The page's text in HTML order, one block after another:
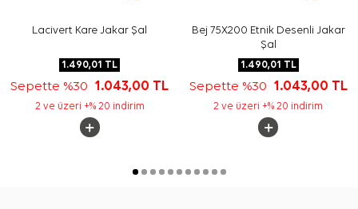
Lacivert Kare Jakar Şal
1.490,01 TL
Sepette %30 1.043,00 TL
2 ve üzeri +% 20 indirim
Bej 75X200 Etnik Desenli Jakar
Şal
1.490,01 TL
Sepette %30 1.043,00 TL
2 ve üzeri +% 20 indirim